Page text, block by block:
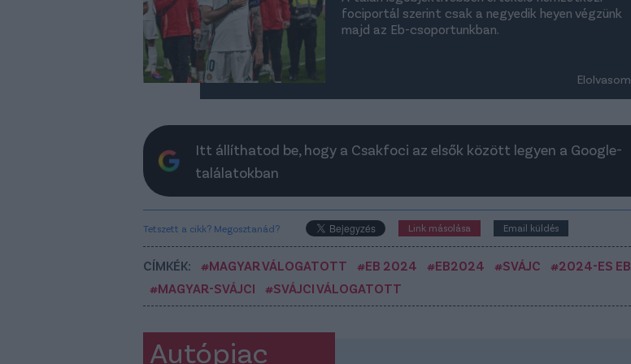
fociportál szerint csak a negyedik heyen végzünk
majd az Eb-csoportunkban.
Elolvasom
Itt állíthatod be, hogy a Csakfoci az elsők között legyen a Google-
találatokban
Tetszett a cikk? Megosztanád? Link másolása Email küldés
CÍMKÉK: #MAGYAR VÁLOGATOTT #EB 2024 #EB2024 #SVÁJC
#2024-ES EB
#MAGYAR-SVÁJCI
#SVÁJCI VÁLOGATOTT
Autópiac